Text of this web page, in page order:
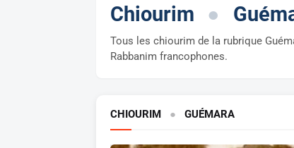
Chiourim ●
Tous les chiourim de la rubrique
Rabbanim francophones.
CHIOURIM ● GUÉMARA